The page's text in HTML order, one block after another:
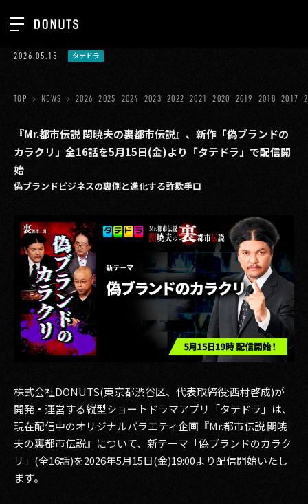
ジョブカン
ゲーム
ミクチャ
医療(CLIUS)
美少女図鑑
イベント
タテドラ
その他事業
2025
2024
2023
TOP
ABOUT
SERVICES
GROUP
RECRUIT
CONTACT
PRIVACY POLICY
2026.05.15 タテドラ
TOP NEWS 2026 2025 2024 2023 2022 2021 2020 2019 2018 2017
『Mr.都市伝説 関暁夫の裏都市伝説』、新作「偽ブランドの
カラクリ」全16話を5月15日(金)より「タテドラ」で配信開
始
偽ブランドビジネスの裏側と進化する詐欺手口
株式会社DONUTS(東京都渋谷区、代表取締役:西村啓成)が
開発・運営する縦型ショートドラマアプリ「タテドラ」は、
現在配信中のオリジナルバラエティ企画『Mr.都市伝説 関暁
夫の裏都市伝説』について、新テーマ「偽ブランドのカラク
リ」(全16話)を2026年5月15日(金)19:00より配信開始いたし
ます。